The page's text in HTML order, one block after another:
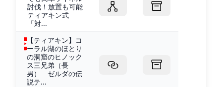
討伐！放置も可能
ティアキン式
「対...
【ティアキン】コ
ーラル湖のほとり
の洞窟のヒノック
ス三兄弟（長
男） ゼルダの伝
説テ...